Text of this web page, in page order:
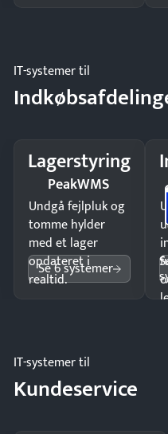
IT-systemer til
Lagerstyring
PeakWMS
Undgå fejlpluk og
tomme hylder
med et lager
opdateret i
realtid.
Se 6 systemer
IT-systemer til
Kundeservice